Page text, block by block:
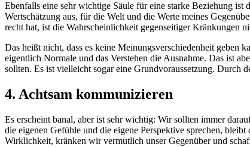
Ebenfalls eine sehr wichtige Säule für eine starke Beziehung ist
Wertschätzung aus, für die Welt und die Werte meines
recht hat, ist die Wahrscheinlichkeit gegenseitiger Kränkungen
Das heißt nicht, dass es keine Meinungsverschiedenheit geben
eigentlich Normale und das Verstehen die Ausnahme. Das ist
sollten. Es ist vielleicht sogar eine Grundvoraussetzung. Durch
4. Achtsam kommunizieren
Es erscheint banal, aber ist sehr wichtig: Wir sollten immer
die eigenen Gefühle und die eigene Perspektive sprechen,
Wirklichkeit, kränken wir vermutlich unser Gegenüber und